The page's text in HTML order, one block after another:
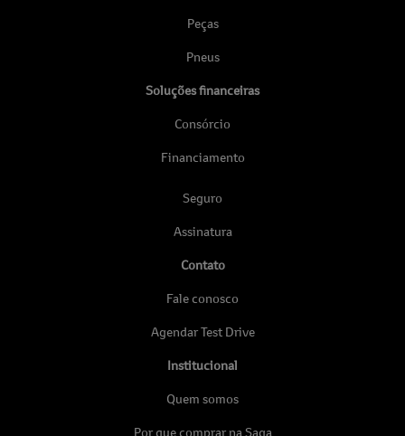
Peças
Pneus
Soluções financeiras
Consórcio
Financiamento
Seguro
Assinatura
Contato
Fale conosco
Agendar Test Drive
Institucional
Quem somos
Por que comprar na Saga